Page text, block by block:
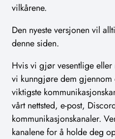
vilkårene.
Den nyeste versjonen vil
denne siden.
Hvis vi gjør vesentlige
vi kunngjøre dem gjennom
viktigste
vårt nettsted, e-post,
kommunikasjonskanaler.
kanalene for å holde deg